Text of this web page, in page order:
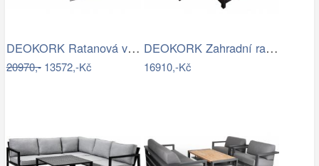
DEOKORK Ratanová variabilní sestava…
20970,-13572,-Kč
DEOKORK Zahradní ratanová sestava…
16910,-Kč